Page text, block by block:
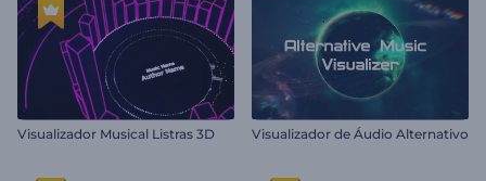
Visualizador Musical Listras 3D Visualizador de Áudio Alternativo